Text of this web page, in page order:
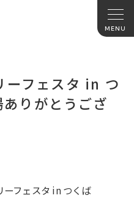
ーフェスタ in つ
りがとうござ
ーフェスタ in つくば